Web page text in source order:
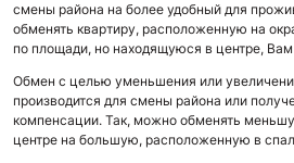
смены района на более удобный для
обменять квартиру, расположенную на
по площади, но находящуюся в центре, Вам
Обмен с целью уменьшения или
производится для смены района или
компенсации. Так, можно обменять
центре на большую, расположенную в